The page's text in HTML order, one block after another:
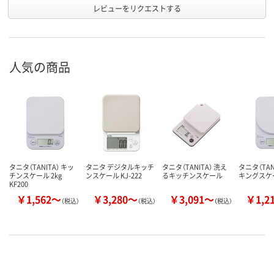
レビューをリクエストする
人気の商品
タニタ（TANITA） キッ
チンスケール 2kg
KF200
￥1,562～（税込）
タニタ デジタルキッチ
ンスケール KJ-222
￥3,280～（税込）
タニタ（TANITA） 洗え
るキッチンスケール
￥3,091～（税込）
タニタ（
キングス
￥